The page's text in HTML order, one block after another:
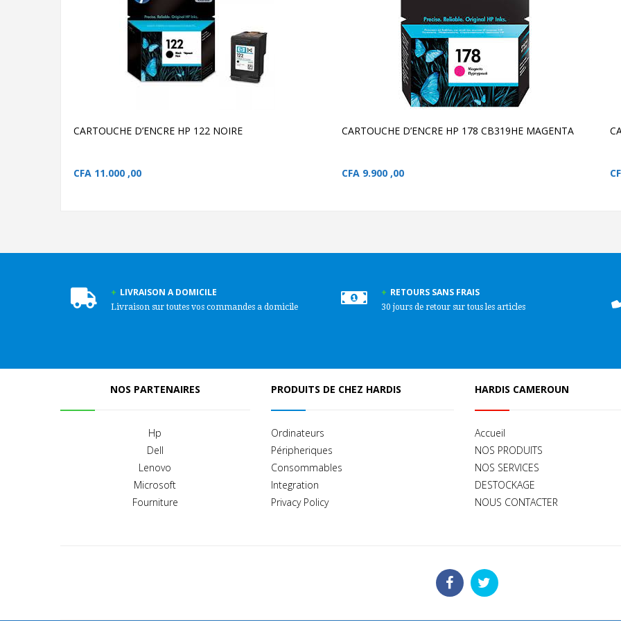
AJOUTER AU PANIER
CARTOUCHE D’ENCRE
HP 122 NOIRE
CARTOUCHE D’ENCRE HP
CARTOUCHE D’ENCRE HP 122 NOIRE
CFA 11.000 ,00
AJOUTER AU PANIER
CARTOUCHE D’ENCRE
HP 178 CB319HE
MAGENTA
CARTOUCHE D’ENCRE HP
CARTOUCHE D’ENCRE HP 178 CB319HE MAGENTA
CFA 9.900 ,00
LIVRAISON A DOMICILE
Livraison sur toutes vos commandes a domicile
RETOURS SANS FRAIS
30 jours de retour sur tous les articles
NOS PARTENAIRES
Hp
Dell
Lenovo
Microsoft
Fourniture
PRODUITS DE CHEZ HARDIS
Ordinateurs
Péripheriques
Consommables
Integration
Privacy Policy
HARDIS CAMEROUN
Accueil
NOS PRODUITS
NOS SERVICES
DESTOCKAGE
NOUS CONTACTER